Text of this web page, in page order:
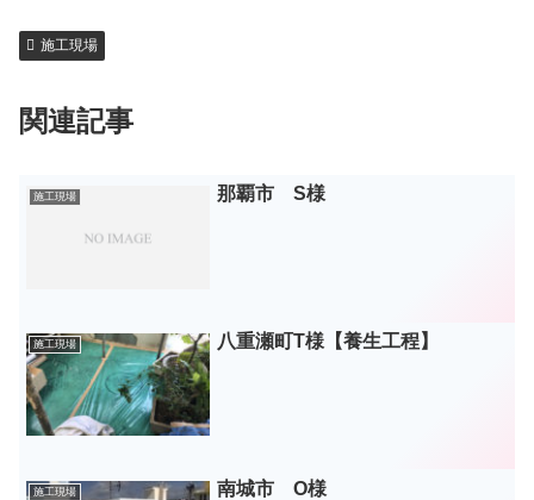
施工現場
関連記事
施工現場 那覇市 S様
施工現場 八重瀬町T様【養生工程】
施工現場 南城市 O様